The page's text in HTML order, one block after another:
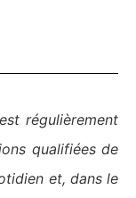
régulièrement
qualifiées de
et, dans le